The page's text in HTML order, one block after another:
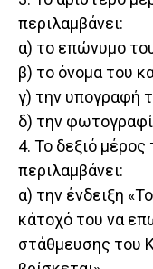
περιλαμβάνει:
α) το επώνυμο
β) το όνομα του
γ) την υπογραφή
δ) την
4. Το δεξιό
περιλαμβάνει:
α) την ένδειξη
κάτοχό του να
στάθμευσης του